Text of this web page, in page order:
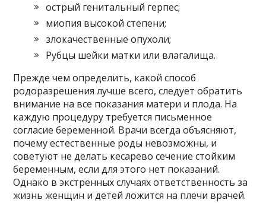
острый генитальный герпес;
миопия высокой степени;
злокачественные опухоли;
Рубцы шейки матки или влагалища.
Прежде чем определить, какой способ
родоразрешения лучше всего, следует обратить
внимание на все показания матери и плода. На
каждую процедуру требуется письменное
согласие беременной. Врачи всегда объясняют,
почему естественные роды невозможны, и
советуют не делать кесарево сечение стойким
беременным, если для этого нет показаний.
Однако в экстренных случаях ответственность за
жизнь женщин и детей ложится на плечи врачей.